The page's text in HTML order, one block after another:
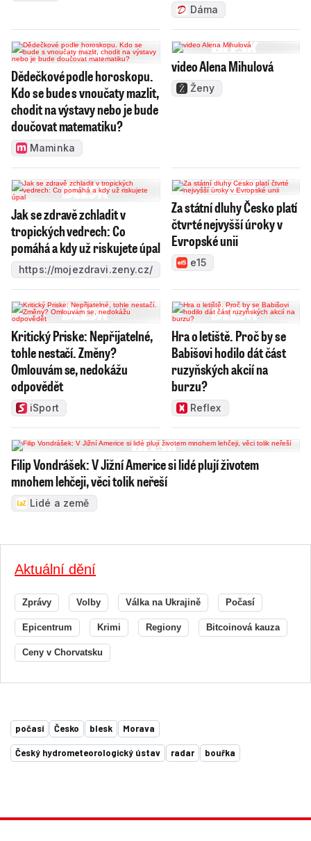
Dáma
Dědečkové podle horoskopu.
Kdo se bude s vnoučaty mazlit,
chodit na výstavy nebo je bude
doučovat matematiku?
Maminka
video Alena Mihulová
Ženy
Jak se zdravě zchladit v
tropických vedrech: Co
pomáhá a kdy už riskujete úpal
https://mojezdravi.zeny.cz/
Za státní dluhy Česko platí
čtvrté nejvyšší úroky v
Evropské unii
e15
Kritický Priske: Nepřijatelné,
tohle nestačí. Změny?
Omlouvám se, nedokážu
odpovědět
iSport
Hra o letiště. Proč by se
Babišovi hodilo dát část
ruzyňských akcií na
burzu?
Reflex
Filip Vondrášek: V Jižní Americe si lidé plují životem
mnohem lehčeji, věci tolik neřeší
Lidé a země
Aktuální dění
Zprávy Volby Válka na Ukrajině Počasí
Epicentrum Krimi Regiony Bitcoinová kauza
Ceny v Chorvatsku
počasí Česko blesk Morava
Český hydrometeorologický ústav radar bouřka